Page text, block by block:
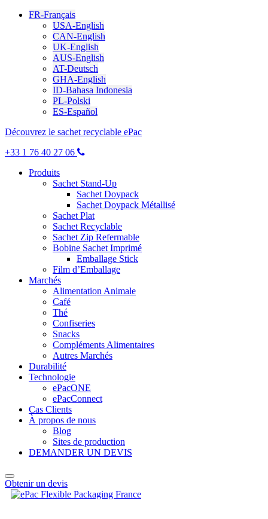
FR-Français
USA-English
CAN-English
UK-English
AUS-English
AT-Deutsch
GHA-English
ID-Bahasa Indonesia
PL-Polski
ES-Español
Découvrez le sachet recyclable ePac
+33 1 76 40 27 06
Produits
Sachet Stand-Up
Sachet Doypack
Sachet Doypack Métallisé
Sachet Plat
Sachet Recyclable
Sachet Zip Refermable
Bobine Sachet Imprimé
Emballage Stick
Film d’Emballage
Marchés
Alimentation Animale
Café
Thé
Confiseries
Snacks
Compléments Alimentaires
Autres Marchés
Durabilité
Technologie
ePacONE
ePacConnect
Cas Clients
À propos de nous
Blog
Sites de production
DEMANDER UN DEVIS
Obtenir un devis